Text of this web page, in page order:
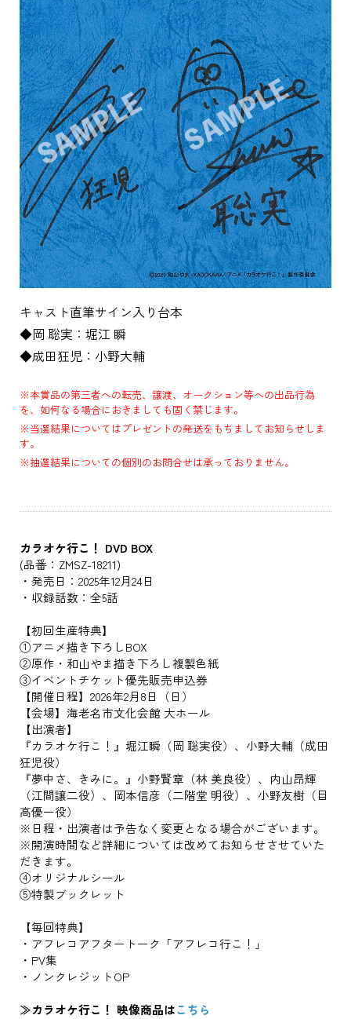
キャスト直筆サイン入り台本
◆岡 聡実：堀江 瞬
◆成田狂児：小野大輔
※本賞品の第三者への転売、譲渡、オークション等への出品行為
を、如何なる場合におきましても固く禁じます。
※当選結果についてはプレゼントの発送をもちましてお知らせしま
す。
※抽選結果についての個別のお問合せは承っておりません。
カラオケ行こ！ DVD BOX
(品番：ZMSZ-18211)
・発売日：2025年12月24日
・収録話数：全5話
【初回生産特典】
①アニメ描き下ろしBOX
②原作・和山やま描き下ろし複製色紙
③イベントチケット優先販売申込券
【開催日程】2026年2月8日（日）
【会場】海老名市文化会館 大ホール
【出演者】
『カラオケ行こ！』堀江瞬（岡 聡実役）、小野大輔（成田
狂児役）
『夢中さ、きみに。』小野賢章（林 美良役）、内山昂輝
（江間譲二役）、岡本信彦（二階堂 明役）、小野友樹（目
高優一役）
※日程・出演者は予告なく変更となる場合がございます。
※開演時間など詳細については改めてお知らせさせていた
だきます。
④オリジナルシール
⑤特製ブックレット
【毎回特典】
・アフレコアフタートーク「アフレコ行こ！」
・PV集
・ノンクレジットOP
≫カラオケ行こ！ 映像商品はこちら